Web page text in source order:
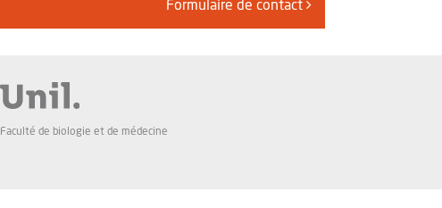
Formulaire de contact
Faculté de biologie et de médecine